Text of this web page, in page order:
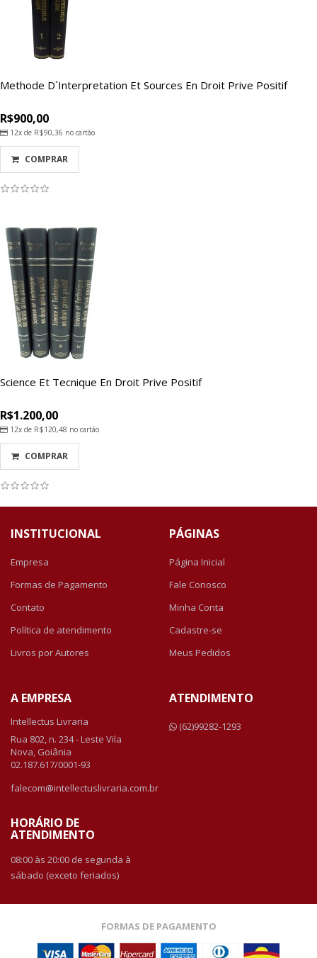
Methode D´Interpretation Et Sources En Droit Prive Positif
R$900,00
12x de R$90,36 no cartão
COMPRAR
Science Et Tecnique En Droit Prive Positif
R$1.200,00
12x de R$120,48 no cartão
COMPRAR
INSTITUCIONAL
Empresa
Formas de Pagamento
Contato
Política de atendimento
Livros por Autores
PÁGINAS
Página Inicial
Fale Conosco
Minha Conta
Cadastre-se
Meus Pedidos
A EMPRESA
Intellectus Livraria
Rua 802, n. 234 - Leste Vila
Nova, Goiânia
02.187.617/0001-93
falecom@intellectuslivraria.com.br
HORÁRIO DE
ATENDIMENTO
08:00 às 20:00 de segunda à
sábado (exceto feriados)
ATENDIMENTO
(62)99282-1293
FORMAS DE PAGAMENTO